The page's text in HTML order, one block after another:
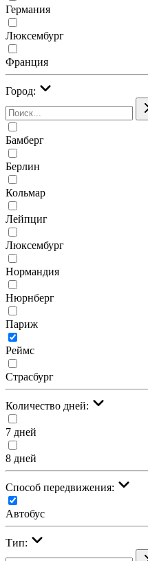
Германия
Люксембург
Франция
Город:
Бамберг
Берлин
Кольмар
Лейпциг
Люксембург
Нормандия
Нюрнберг
Париж
Реймс
Страсбург
Количество дней:
7 дней
8 дней
Cпособ передвижения:
Автобус
Тип: